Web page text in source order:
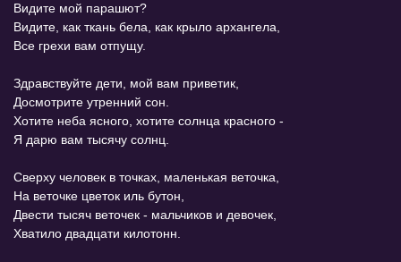
Видите мой парашют?
Видите, как ткань бела, как крыло архангела,
Все грехи вам отпущу.
Здравствуйте дети, мой вам приветик,
Досмотрите утренний сон.
Хотите неба ясного, хотите солнца красного -
Я дарю вам тысячу солнц.
Сверху человек в точках, маленькая веточка,
На веточке цветок иль бутон,
Двести тысяч веточек - мальчиков и девочек,
Хватило двадцати килотонн.